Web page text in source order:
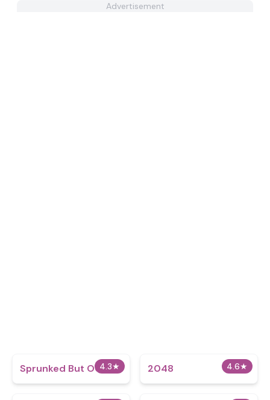
Advertisement
4.3★
Sprunked But OC’s 4.6★
2048